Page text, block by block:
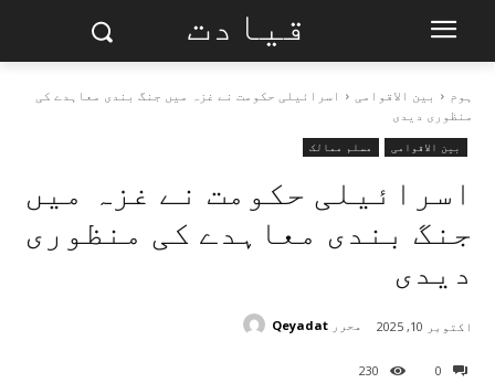
قیادت
ہوم بین الاقوامی
اسرائیلی حکومت نے غزہ میں جنگ بندی معاہدے کی
منظوری دیدی
بین الاقوامی مسلم ممالک
اسرائیلی حکومت نے غزہ میں
جنگ بندی معاہدے کی منظوری
دیدی
0
230
اکتوبر 10, 2025 محرر Qeyadat